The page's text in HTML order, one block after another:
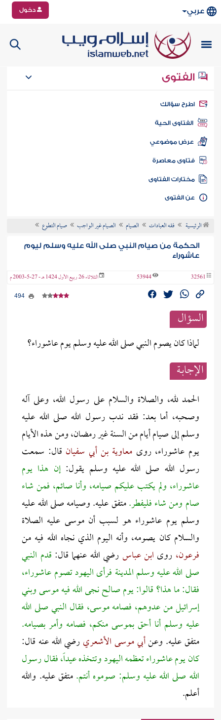
عربي دخول
الفتوى
سؤالك
الفتاوى الحية
عرض موضوعي
فتاوى معاصرة
مختارات الفتاوى
الفتوى
الرئيسية فقه العبادات الصيام الصيام غير الواجب صيام التطوع
الحكمة من صيام النبي صلى الله عليه وسلم ليوم
عاشوراء
32561
53944 الثلاثاء 26 ربيع الأول 1424 هـ - 27-5-2003 م
السؤال
لماذا كان يصوم النبي صلى الله عليه وسلم يوم عاشوراء؟
الإجابــة
الحمد لله، والصلاة والسلام على رسول الله، وعلى آله
وصحبه، أما بعد: فقد ندب رسول الله صلى الله عليه
وسلم إلى صيام أيام من السنة غير رمضان، ومن هذه الأيام
يوم عاشوراء، روى معاوية بن أبي سفيان قال: سمعت
رسول الله صلى الله عليه وسلم يقول:إن هذا يوم
عاشوراء، ولم يكتب عليكم صيامه، وأنا صائم، فمن شاء
صام ومن شاء فليفطر.متفق عليه. وصيامه صلى الله عليه
وسلم يوم عاشوراء هو لسبب أن موسى عليه الصلاة
والسلام كان يصومه، وأنه اليوم الذي نجاه الله فيه من
فرعون، روى ابن عباسرضي الله عنهما قال: قدم النبي
صلى الله عليه وسلم المدينة فرأى اليهود تصوم عاشوراء،
فقال: ما هذا؟ قالوا: يوم صالح نجى الله فيه موسى وبني
إسرائيل من عدوهم، فصامه موسى، فقال النبي صلى الله
عليه وسلم أنا أحق بموسى منكم، فصامه وأمر بصيامه.
متفق عليه. وعنأبي موسى الأشعريرضي الله عنه قال:
كان يوم عاشوراء تعظمه اليهود وتتخذه عيداً، فقال رسول
الله صلى الله عليه وسلم: صوموه أنتم.متفق عليه. والله
أعلم.